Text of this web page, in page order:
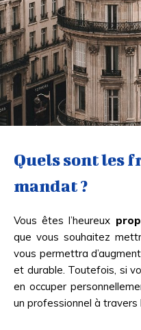
Quels sont les
mandat ?
Vous êtes l’heureux
que vous souhaitez
vous permettra
et durable. Toutefois, si
en occuper
un professionnel à